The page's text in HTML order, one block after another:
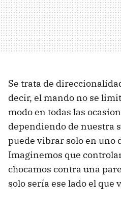
Se trata de
decir, el mando no se
modo en todas las
dependiendo de nuestra
puede vibrar solo en uno
Imaginemos que
chocamos contra una
solo sería ese lado el